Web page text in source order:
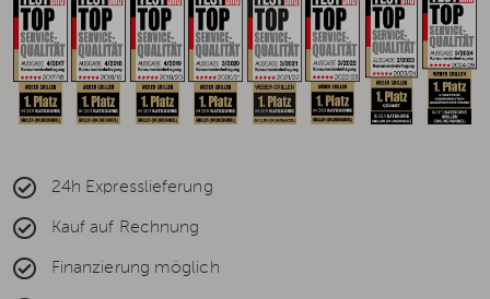
24h Expresslieferung
Kauf auf Rechnung
Finanzierung möglich